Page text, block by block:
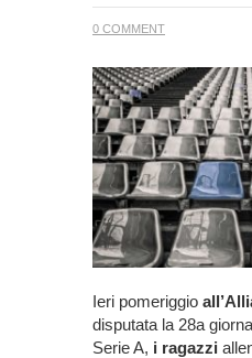
0 COMMENT
Ieri pomeriggio
disputata la 28a
Serie A, i ragazzi